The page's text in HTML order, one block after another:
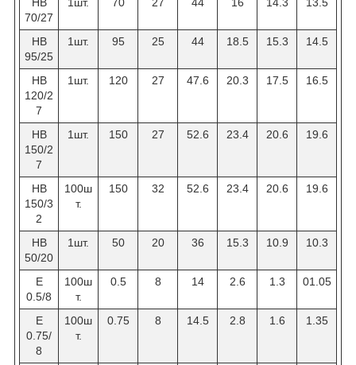
70/27
НВ
95/25
1шт. 95 25 44 18.5 15.3 14.5
НВ
120/2
7
1шт. 120 27 47.6 20.3 17.5 16.5
НВ
150/2
7
1шт. 150 27 52.6 23.4 20.6 19.6
НВ
150/3
2
100ш
т.
150 32 52.6 23.4 20.6 19.6
НВ
50/20
1шт. 50 20 36 15.3 10.9 10.3
Е
0.5/8
100ш
т.
0.5 8 14 2.6 1.3 01.05
Е
0.75/
8
100ш
т.
0.75 8 14.5 2.8 1.6 1.35